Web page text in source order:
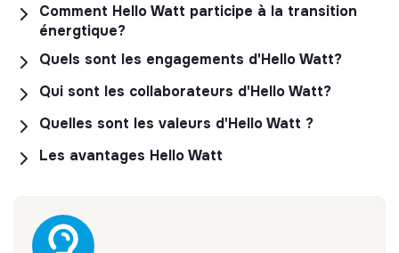
Comment Hello Watt participe à la transition
énergtique?
Quels sont les engagements d'Hello Watt?
Qui sont les collaborateurs d'Hello Watt?
Quelles sont les valeurs d'Hello Watt ?
Les avantages Hello Watt